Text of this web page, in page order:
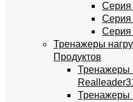
Серия
Серия
Серия
Тренажеры
Продуктов
Тренажеры
Realleader
Тренажеры